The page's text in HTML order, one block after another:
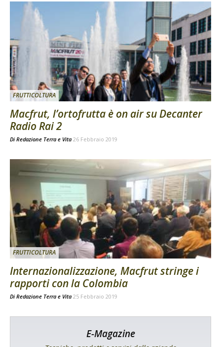
FRUTTICOLTURA
Macfrut, l’ortofrutta è on air su Decanter
Radio Rai 2
Di Redazione Terra e Vita 26 Febbraio 2019
FRUTTICOLTURA
Internazionalizzazione, Macfrut stringe i
rapporti con la Colombia
Di Redazione Terra e Vita 25 Febbraio 2019
E-Magazine